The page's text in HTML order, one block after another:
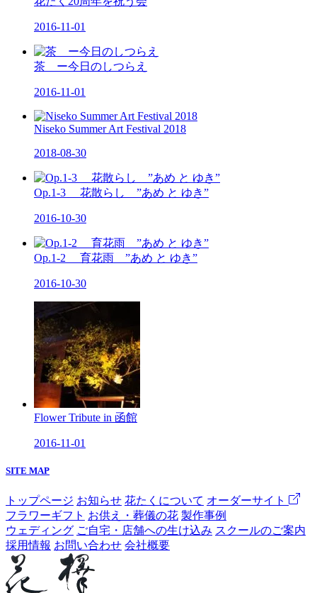
2016-11-01
茶 ー今日のしつらえ
2016-11-01
Niseko Summer Art Festival 2018
2018-08-30
Op.1-3 花散らし ”あめ と ゆき”
2016-10-30
Op.1-2 育花雨 ”あめ と ゆき”
2016-10-30
Flower Tribute in 函館
2016-11-01
SITE MAP
トップページ お知らせ 花たくについて オーダーサイト
フラワーギフト お供え・葬儀の花 製作事例
ウェディング ご自宅・店舗への生け込み スクールのご案内
採用情報 お問い合わせ 会社概要